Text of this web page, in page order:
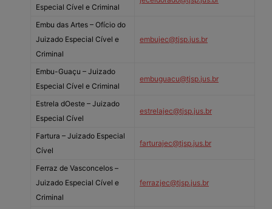
Especial Cível e Criminal
Embu das Artes – Ofício do
Juizado Especial Cível e
Criminal
embujec@tjsp.jus.br
Embu-Guaçu – Juizado
Especial Cível e Criminal
embuguacu@tjsp.jus.br
Estrela dOeste – Juizado
Especial Cível
estrelajec@tjsp.jus.br
Fartura – Juizado Especial
Cível
farturajec@tjsp.jus.br
Ferraz de Vasconcelos –
Juizado Especial Cível e
Criminal
ferrazjec@tjsp.jus.br